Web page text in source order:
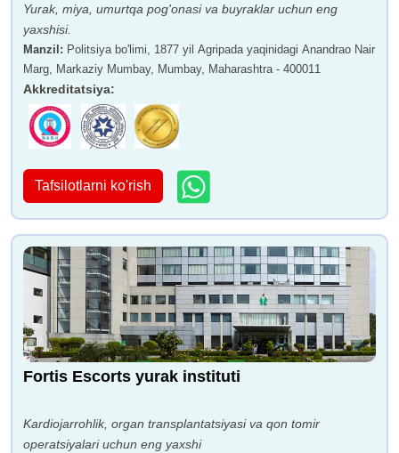
Yurak, miya, umurtqa pog'onasi va buyraklar uchun eng
yaxshisi.
Manzil : Politsiya bo'limi, 1877 yil Agripada yaqinidagi Anandrao Nair
Marg, Markaziy Mumbay, Mumbay, Maharashtra - 400011
Akkreditatsiya:
Tafsilotlarni ko'rish
Fortis Escorts yurak instituti
Kardiojarrohlik, organ transplantatsiyasi va qon tomir
operatsiyalari uchun eng yaxshi